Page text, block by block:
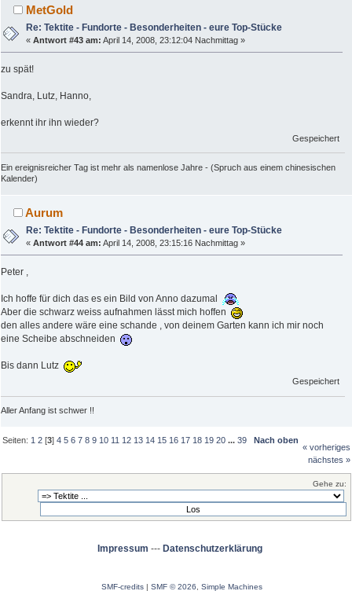
MetGold
Re: Tektite - Fundorte - Besonderheiten - eure Top-Stücke
«Antwort #43 am: April 14, 2008, 23:12:04 Nachmittag »
zu spät!
Sandra, Lutz, Hanno,
erkennt ihr ihn wieder?
Gespeichert
Ein ereignisreicher Tag ist mehr als namenlose Jahre - (Spruch aus einem chinesischen
Kalender)
Aurum
Re: Tektite - Fundorte - Besonderheiten - eure Top-Stücke
«Antwort #44 am: April 14, 2008, 23:15:16 Nachmittag »
Peter ,
Ich hoffe für dich das es ein Bild von Anno dazumal
Aber die schwarz weiss aufnahmen lässt mich hoffen
den alles andere wäre eine schande , von deinem Garten kann ich mir noch
eine Scheibe abschneiden
Bis dann Lutz
Gespeichert
Aller Anfang ist schwer !!
Seiten: 1 2 [3]4 5 6 7 8 9 10 11 12 13 14 15 16 17 18 19 20 ...39 Nach oben
« vorheriges
nächstes »
Gehe zu:
Impressum --- Datenschutzerklärung
SMF-credits | SMF © 2026 Simple Machines